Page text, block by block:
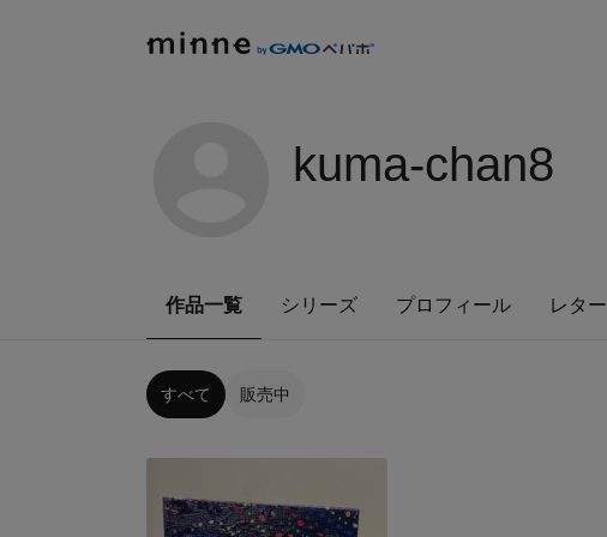
kuma-chan8
作品一覧 シリーズ プロフィール レター
すべて 販売中